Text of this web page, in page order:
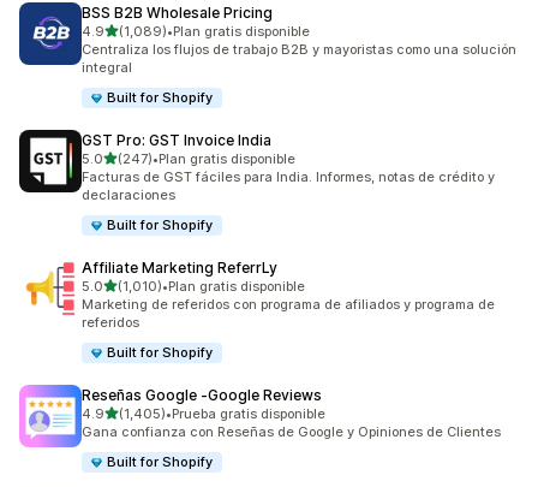
BSS B2B Wholesale Pricing
4.9de 5 estrellas
(1,089)
1089 reseñas en total
•Plan gratis disponible
Centraliza los flujos de trabajo B2B y mayoristas como una solución
integral
Built for Shopify
GST Pro: GST Invoice India
5.0de 5 estrellas
(247)
247 reseñas en total
•Plan gratis disponible
Facturas de GST fáciles para India. Informes, notas de crédito y
declaraciones
Built for Shopify
Affiliate Marketing ReferrLy
5.0de 5 estrellas
(1,010)
1010 reseñas en total
•Plan gratis disponible
Marketing de referidos con programa de afiliados y programa de
referidos
Built for Shopify
Reseñas Google ‑Google Reviews
4.9de 5 estrellas
(1,405)
1405 reseñas en total
•Prueba gratis disponible
Gana confianza con Reseñas de Google y Opiniones de Clientes
Built for Shopify